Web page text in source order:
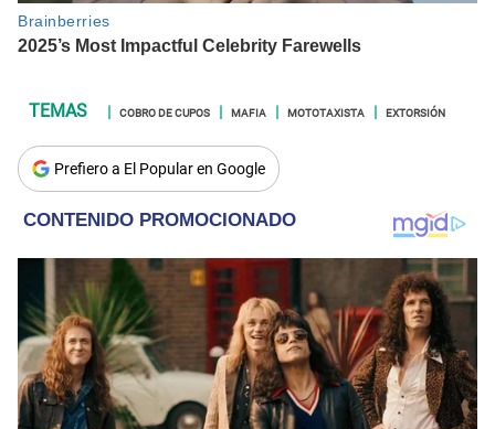
COBRO DE CUPOS MAFIA MOTOTAXISTA EXTORSIÓN
Prefiero a El Popular en Google